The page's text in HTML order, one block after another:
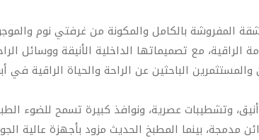
المفروشة بالكامل والمكونة من غرفتي نوم
توفر هذه الإقامة الراقية، مع تصميماتها الداخلية الأنيقة ووسائل
والمستثمرين الباحثين عن الراحة والحياة الراقية في
وتشطيبات عصرية، ونوافذ كبيرة تسمح للضوء
بينما المطبخ الحديث مزود بأجهزة عالية